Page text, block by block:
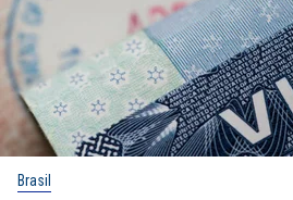
Brasil